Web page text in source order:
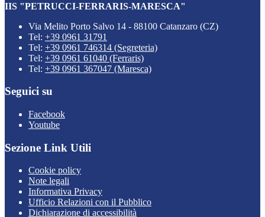
IIS "PETRUCCI-FERRARIS-MARESCA"
Via Melito Porto Salvo 14 - 88100 Catanzaro (CZ)
Tel: +39 0961 31791
Tel: +39 0961 746314 (Segreteria)
Tel: +39 0961 61040 (Ferraris)
Tel: +39 0961 367047 (Maresca)
Seguici su
Facebook
Youtube
Sezione Link Utili
Cookie policy
Note legali
Informativa Privacy
Ufficio Relazioni con il Pubblico
Dichiarazione di accessibilità